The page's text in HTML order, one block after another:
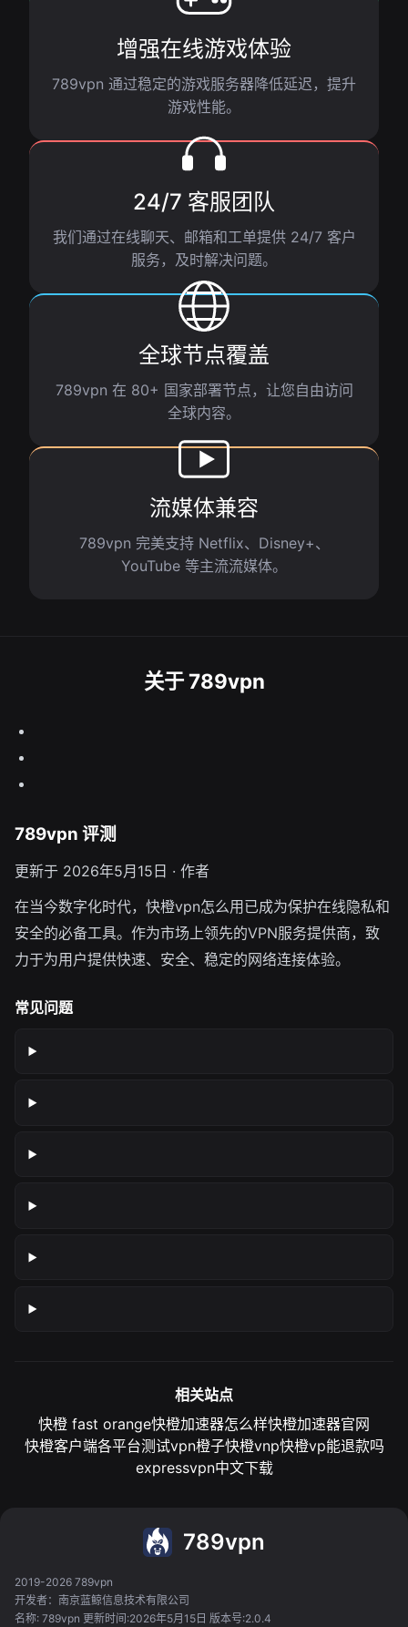
增强在线游戏体验
789vpn 通过稳定的游戏服务器降低延迟，提升
游戏性能。
24/7 客服团队
我们通过在线聊天、邮箱和工单提供 24/7 客户
服务，及时解决问题。
全球节点覆盖
789vpn 在 80+ 国家部署节点，让您自由访问
全球内容。
流媒体兼容
789vpn 完美支持 Netflix、Disney+、
YouTube 等主流流媒体。
关于 789vpn
789vpn 评测
更新于 2026年5月15日 · 作者
在当今数字化时代，快橙vpn怎么用已成为保护在线隐私和
安全的必备工具。作为市场上领先的VPN服务提供商，致
力于为用户提供快速、安全、稳定的网络连接体验。
常见问题
相关站点
快橙 fast orange快橙加速器怎么样快橙加速器官网
快橙客户端各平台测试vpn橙子快橙vnp快橙vp能退款吗
expressvpn中文下载
789vpn
2019-2026 789vpn
开发者：南京蓝鲸信息技术有限公司
名称: 789vpn 更新时间:2026年5月15日 版本号:2.0.4